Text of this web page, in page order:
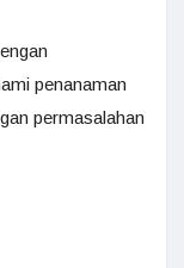
penanaman
permasalahan